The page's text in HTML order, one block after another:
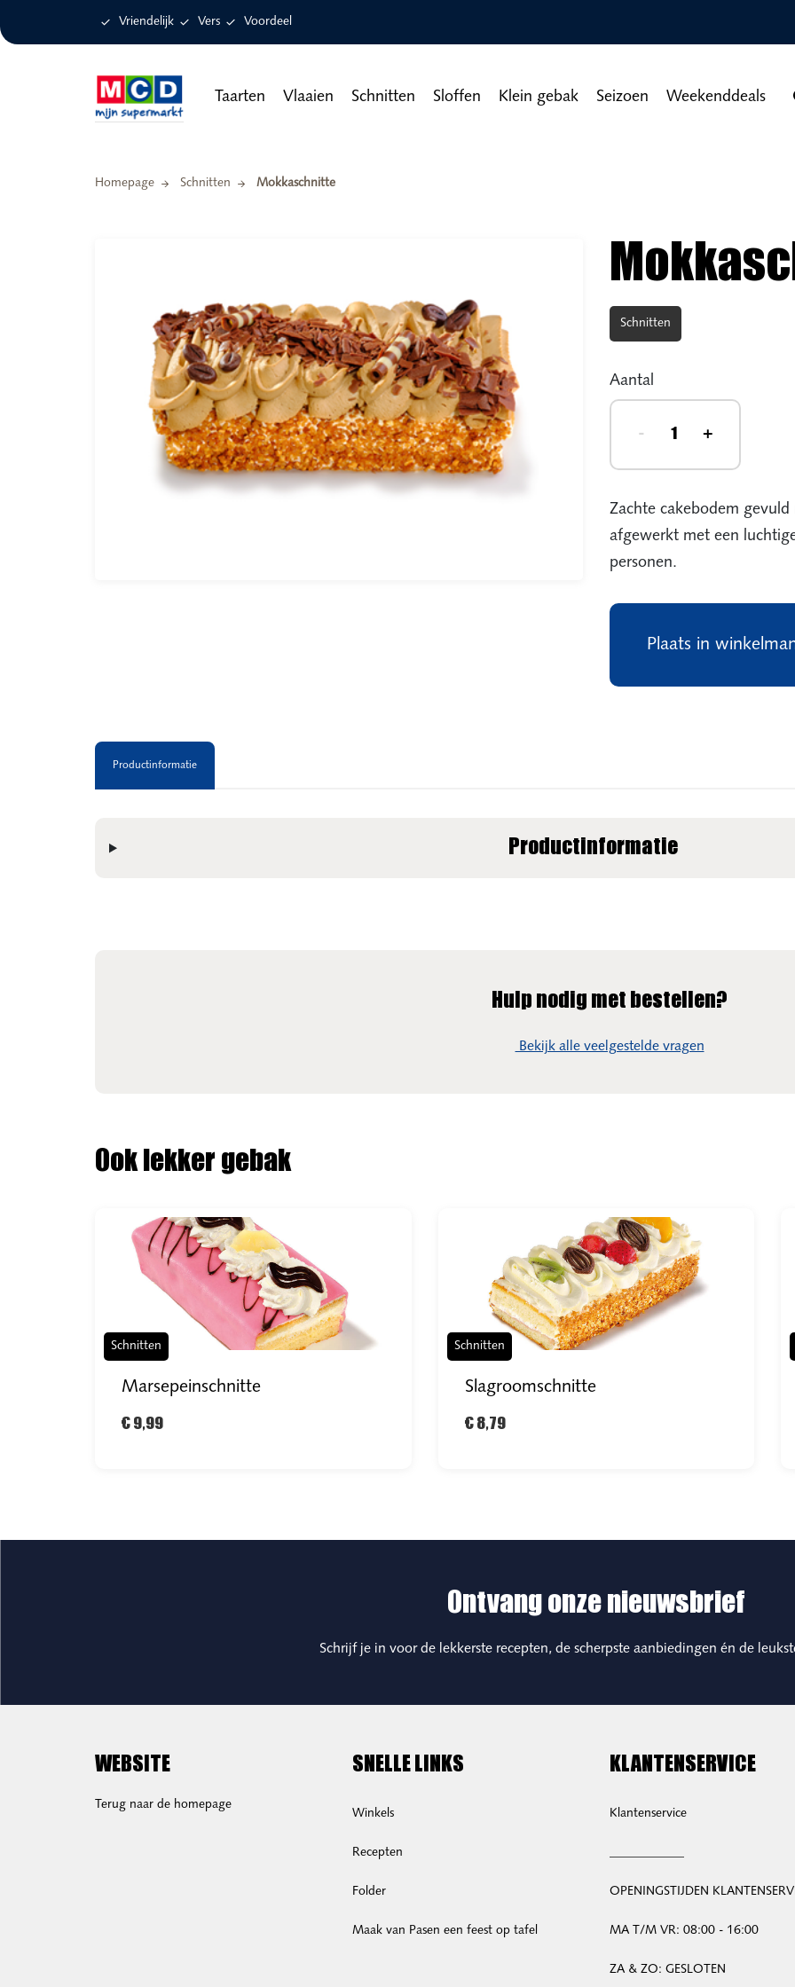
 Vriendelijk  Vers  Voordeel
Taarten Vlaaien Schnitten Sloffen Klein gebak Seizoen Weekenddeals
Homepage Schnitten Mokkaschnitte
Schnitten
Aantal
- +
Zachte cakebodem
afgewerkt met een
personen.
Plaats in
Productinformatie
Productinformatie
Hulp nodig met bestellen?
Bekijk alle veelgestelde vragen
Ook lekker gebak
Schnitten
Marsepeinschnitte
€ 9,99
Schnitten
Slagroomschnitte
€ 8,79
Ontvang onze nieuwsbrief
Schrijf je in voor de lekkerste recepten, de scherpste aanbiedingen én de
WEBSITE
Terug naar de homepage
SNELLE LINKS
Winkels
Recepten
Folder
Maak van Pasen een feest op tafel
KLANTENSERVICE
Klantenservice
OPENINGSTIJDEN
MA T/M VR: 08:00 - 16:00
ZA & ZO: GESLOTEN